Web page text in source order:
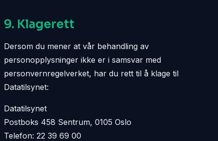
9. Klagerett
Dersom du mener at vår behandling av
personopplysninger ikke er i samsvar med
personvernregelverket, har du rett til å klage til
Datatilsynet:
Datatilsynet
Postboks 458 Sentrum, 0105 Oslo
Telefon: 22 39 69 00